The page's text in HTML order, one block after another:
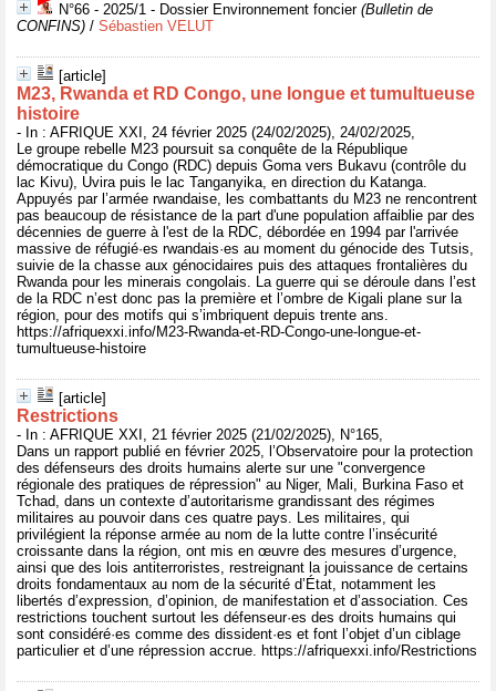
N°66 - 2025/1 - Dossier Environnement foncier(Bulletin de
CONFINS) / Sébastien VELUT
[article]
M23, Rwanda et RD Congo, une longue et tumultueuse
histoire
- In : AFRIQUE XXI, 24 février 2025 (24/02/2025), 24/02/2025,
Le groupe rebelle M23 poursuit sa conquête de la République
démocratique du Congo (RDC) depuis Goma vers Bukavu (contrôle du
lac Kivu), Uvira puis le lac Tanganyika, en direction du Katanga.
Appuyés par l’armée rwandaise, les combattants du M23 ne rencontrent
pas beaucoup de résistance de la part d'une population affaiblie par des
décennies de guerre à l'est de la RDC, débordée en 1994 par l'arrivée
massive de réfugié·es rwandais·es au moment du génocide des Tutsis,
suivie de la chasse aux génocidaires puis des attaques frontalières du
Rwanda pour les minerais congolais. La guerre qui se déroule dans l’est
de la RDC n’est donc pas la première et l’ombre de Kigali plane sur la
région, pour des motifs qui s’imbriquent depuis trente ans.
https://afriquexxi.info/M23-Rwanda-et-RD-Congo-une-longue-et-
tumultueuse-histoire
[article]
Restrictions
- In : AFRIQUE XXI, 21 février 2025 (21/02/2025), N°165,
Dans un rapport publié en février 2025, l’Observatoire pour la protection
des défenseurs des droits humains alerte sur une "convergence
régionale des pratiques de répression" au Niger, Mali, Burkina Faso et
Tchad, dans un contexte d’autoritarisme grandissant des régimes
militaires au pouvoir dans ces quatre pays. Les militaires, qui
privilégient la réponse armée au nom de la lutte contre l’insécurité
croissante dans la région, ont mis en œuvre des mesures d’urgence,
ainsi que des lois antiterroristes, restreignant la jouissance de certains
droits fondamentaux au nom de la sécurité d’État, notamment les
libertés d’expression, d’opinion, de manifestation et d’association. Ces
restrictions touchent surtout les défenseur·es des droits humains qui
sont considéré·es comme des dissident·es et font l’objet d’un ciblage
particulier et d’une répression accrue. https://afriquexxi.info/Restrictions